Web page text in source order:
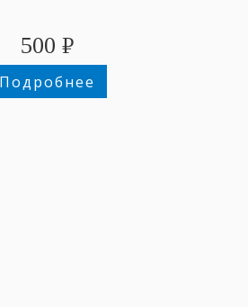
500 ₽
Подробнее